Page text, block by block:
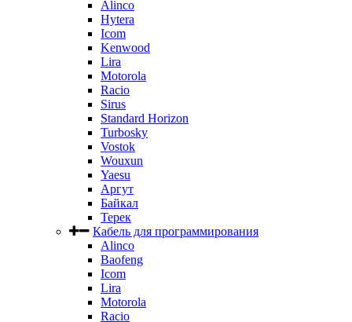
Alinco
Hytera
Icom
Kenwood
Lira
Motorola
Racio
Sirus
Standard Horizon
Turbosky
Vostok
Wouxun
Yaesu
Аргут
Байкал
Терек
Кабель для программирования
Alinco
Baofeng
Icom
Lira
Motorola
Racio